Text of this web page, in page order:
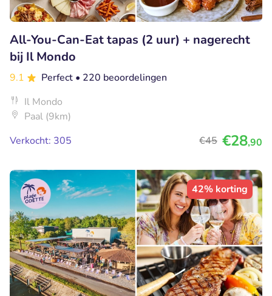
All-You-Can-Eat tapas (2 uur) + nagerecht
bij Il Mondo
9.1 Perfect • 220 beoordelingen
Il Mondo
Paal (9km)
Verkocht: 305
€45 €28,90
42% korting